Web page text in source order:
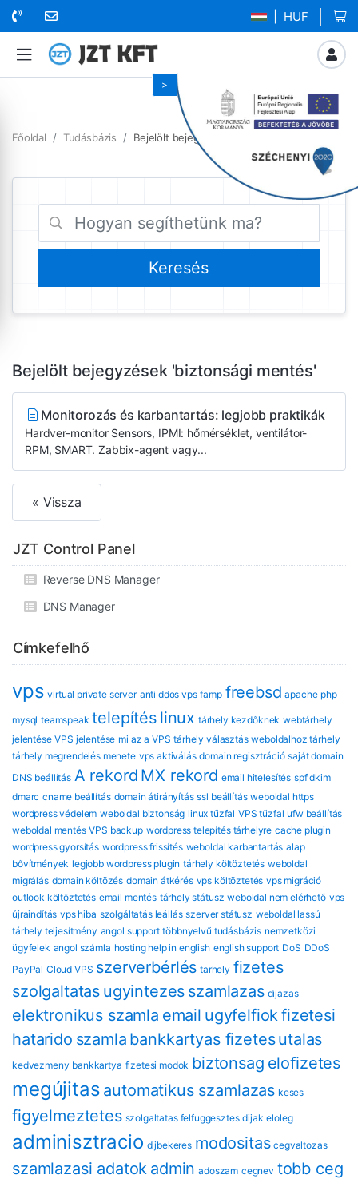
| HUF
Főoldal Tudásbázis Bejelölt bejegyzések biztonsági mentés
Bejelölt bejegyzések 'biztonsági mentés'
Monitorozás és karbantartás: legjobb praktikák
Hardver-monitor Sensors, IPMI: hőmérséklet, ventilátor-
RPM, SMART. Zabbix-agent vagy...
« Vissza
JZT Control Panel
Reverse DNS Manager
DNS Manager
Címkefelhő
vps virtual private server anti ddos vps famp freebsd apache php
mysql teamspeak telepítés linux tárhely kezdőknek webtárhely
jelentése VPS jelentése mi az a VPS tárhely választás weboldalhoz tárhely
tárhely megrendelés menete vps aktiválás domain regisztráció saját domain
DNS beállítás A rekord MX rekord email hitelesítés spf dkim
dmarc cname beállítás domain átirányítás ssl beállítás weboldal https
wordpress védelem weboldal biztonság linux tűzfal VPS tűzfal ufw beállítás
weboldal mentés VPS backup wordpress telepítés tárhelyre cache plugin
wordpress gyorsítás wordpress frissítés weboldal karbantartás alap
bővítmények legjobb wordpress plugin tárhely költöztetés weboldal
migrálás domain költözés domain átkérés vps költöztetés vps migráció
outlook költöztetés email mentés tárhely státusz weboldal nem elérhető vps
újraindítás vps hiba szolgáltatás leállás szerver státusz weboldal lassú
tárhely teljesítmény angol support többnyelvű tudásbázis nemzetközi
ügyfelek angol számla hosting help in english english support DoS DDoS
PayPal Cloud VPS szerverbérlés tarhely fizetes
szolgaltatas ugyintezes szamlazas dijazas
elektronikus szamla email ugyfelfiok fizetesi
hatarido szamla bankkartyas fizetesutalas
kedvezmeny bankkartya fizetesi modok biztonsag eloﬁzetes
megújitas automatikus szamlazas keses
figyelmeztetes szolgaltatas felfuggesztes dijak eloleg
adminisztracio dijbekeres modositas cegvaltozas
szamlazasi adatok admin adoszam cegnev tobb ceg